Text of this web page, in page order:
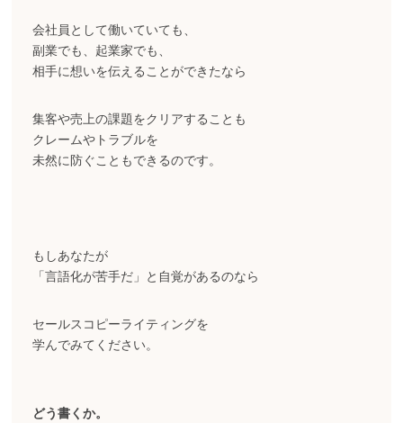
会社員として働いていても、
副業でも、起業家でも、
相手に想いを伝えることができたなら
集客や売上の課題をクリアすることも
クレームやトラブルを
未然に防ぐこともできるのです。
もしあなたが
「言語化が苦手だ」と自覚があるのなら
セールスコピーライティングを
学んでみてください。
どう書くか。